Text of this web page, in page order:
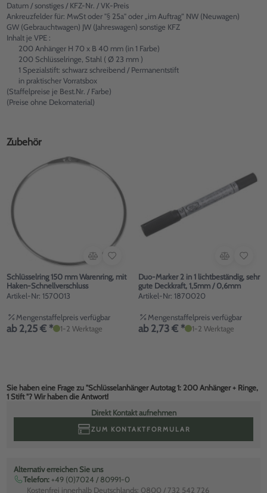
Datum / sonstiges / KFZ-Nr. / VK-Preis
Ankreuzfelder für: MwSt oder "§ 25a" oder „im Auftrag“ NW (Neuwagen)
GW (Gebrauchtwagen) JW (Jahreswagen) sonstige KFZ
Inhalt je VPE :
200 Anhänger H 70 x B 40 mm (in 1 Farbe)
200 Schlüsselringe, Stahl ( Ø 23 mm )
1 Spezialstift: schwarz schreibend / Permanentstift
in praktischer Vorratsbox
(Staffelpreise je Best.Nr. / Farbe)
(Preise ohne Dekomaterial)
Zubehör
Schlüsselring 150 mm Warenring, mit
Haken-Schnellverschluss
Artikel-Nr: 1570013
Mengenstaffelpreis verfügbar
ab 2,25 € * 1-2 Werktage
Duo-Marker 2 in 1 lichtbeständig, sehr
gute Deckkraft, 1,5mm / 0,6mm
Artikel-Nr: 1870020
Mengenstaffelpreis verfügbar
ab 2,73 € * 1-2 Werktage
Sie haben eine Frage zu "Schlüsselanhänger Autotag 1: 200 Anhänger + Ringe,
1 Stift "? Wir haben die Antwort!
Direkt Kontakt aufnehmen
ZUM KONTAKTFORMULAR
Alternativ erreichen Sie uns
Telefon: +49 (0)7024 / 80991-0
Kostenfrei innerhalb Deutschlands: 0800 / 732 542 726